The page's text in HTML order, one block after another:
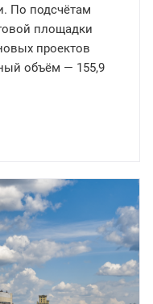
По подсчётам
площадки
проектов
объём — 155,9